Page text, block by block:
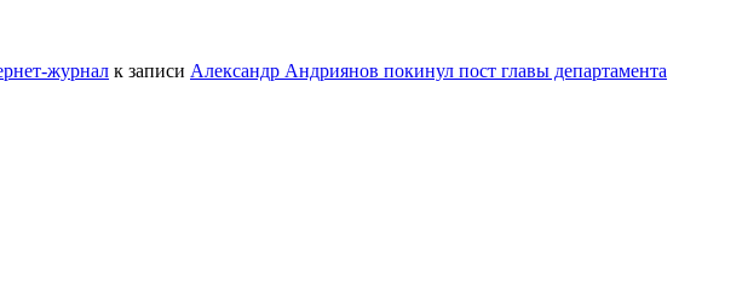
журнал к записи Александр Андриянов покинул пост главы департамента